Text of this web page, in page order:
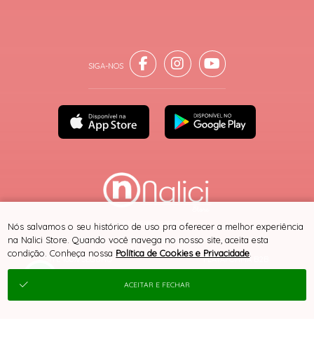
SITE 100% SEGURO PLATAFORMA B2B
® TODOS DIREITOS RESERVADOS
Nós salvamos o seu histórico de uso pra oferecer a melhor experiência
na Nalici Store. Quando você navega no nosso site, aceita esta
condição. Conheça nossa Política de Cookies e Privacidade
ACEITAR E FECHAR